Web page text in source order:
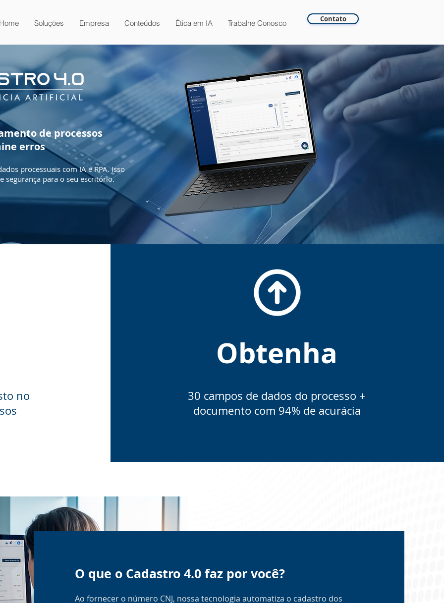
Soluções Empresa Conteúdos Ética em IA Trabalhe Conosco Contato
de processos
erros
processuais com IA e RPA. Isso
segurança para o seu escritório.
no
Obtenha
30 campos de dados do processo +
documento com 94% de acurácia
O que o Cadastro 4.0 faz por você?
Ao fornecer o número CNJ, nossa tecnologia automatiza o cadastro dos